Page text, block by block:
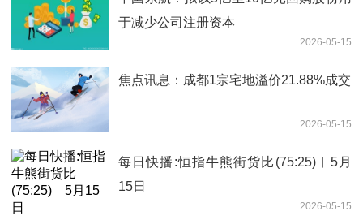
于减少公司注册资本
2026-05-15
焦点讯息：成都1宗宅地溢价21.88%成交
2026-05-15
每日快播:恒指牛熊街货比(75:25)︱5月
15日
2026-05-15